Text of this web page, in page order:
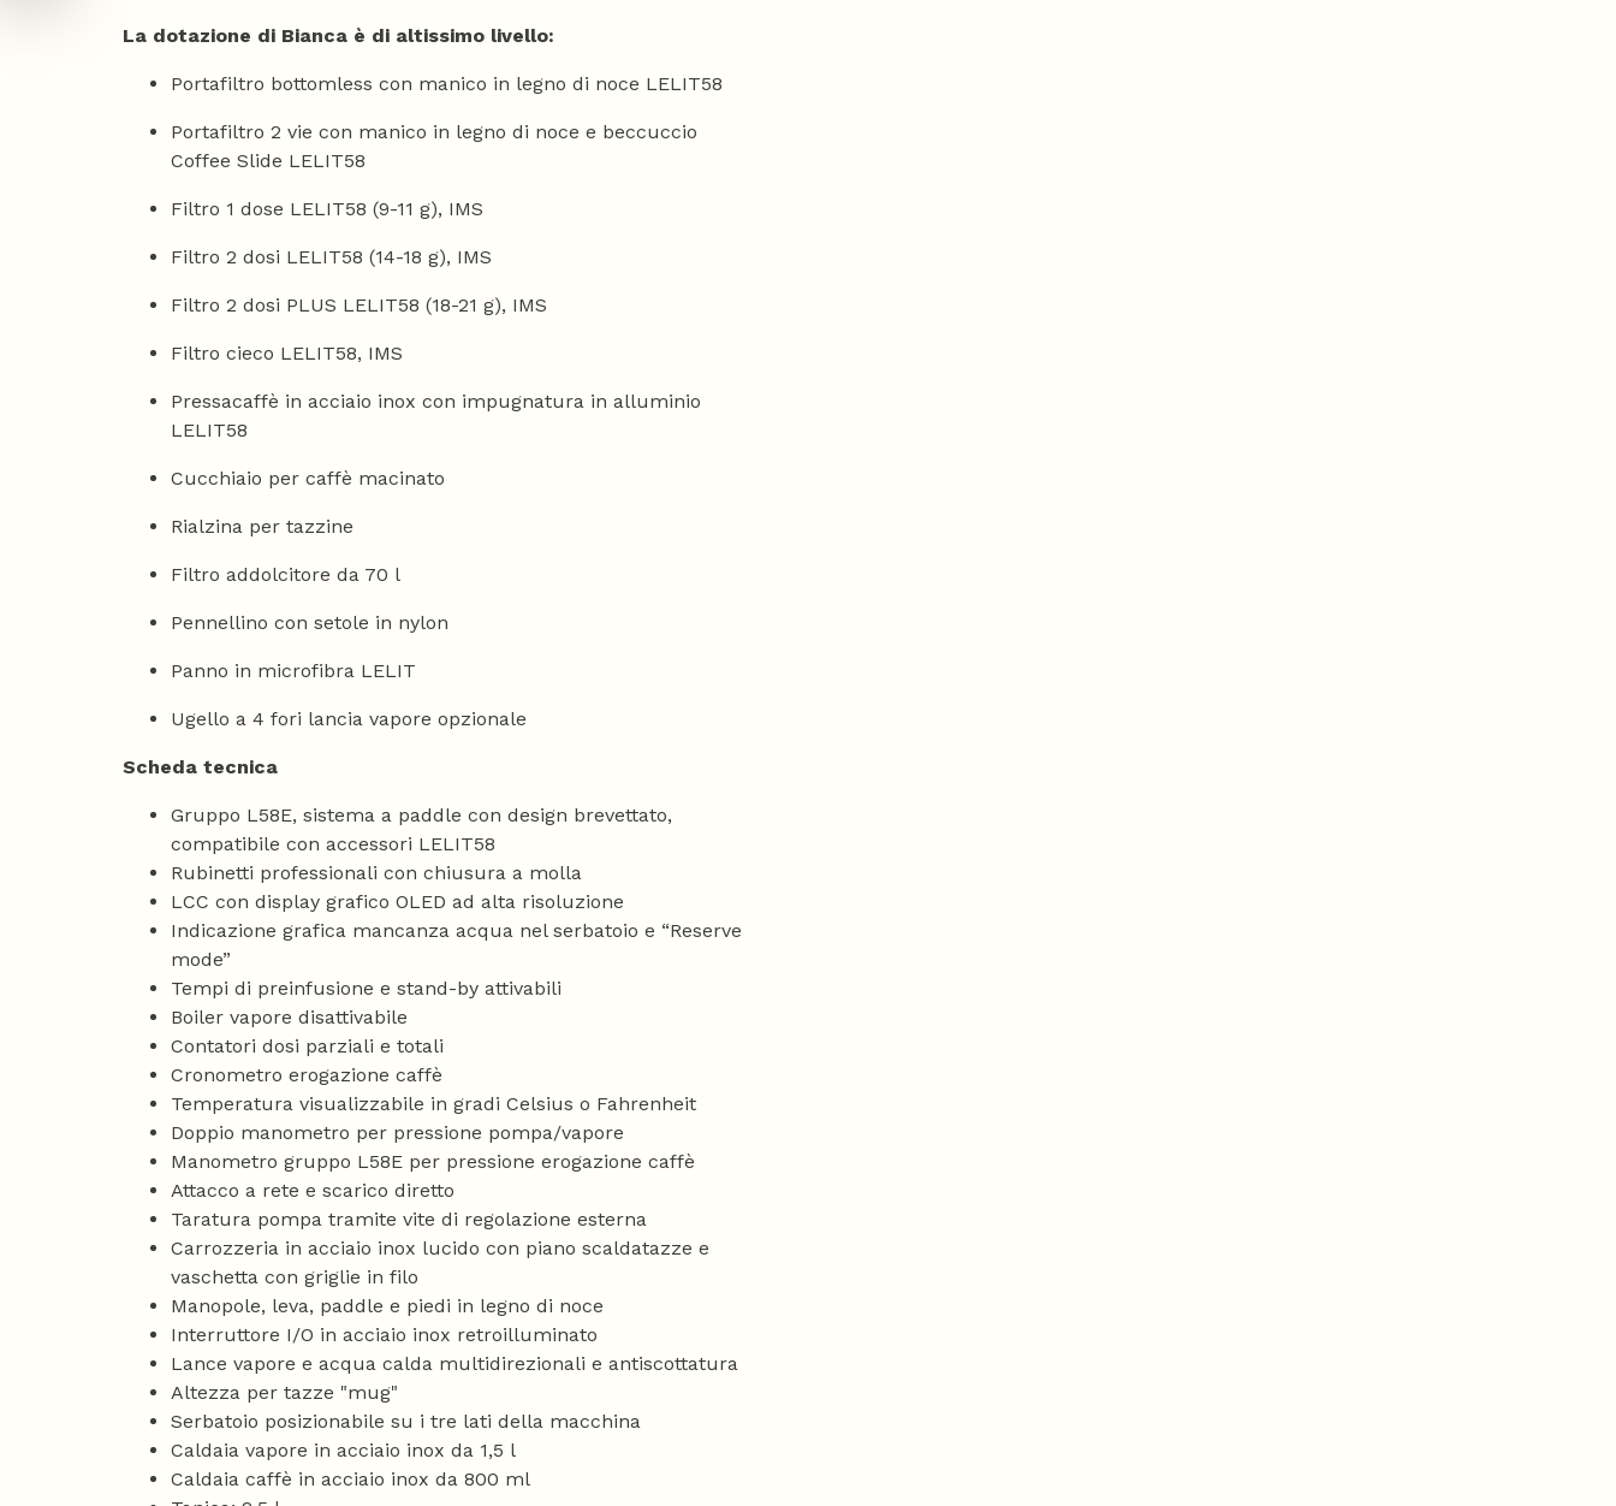
La dotazione di Bianca è di altissimo livello:
Portafiltro bottomless con manico in legno di noce LELIT58
Portafiltro 2 vie con manico in legno di noce e beccuccio
Coffee Slide LELIT58
Filtro 1 dose LELIT58 (9-11 g), IMS
Filtro 2 dosi LELIT58 (14-18 g), IMS
Filtro 2 dosi PLUS LELIT58 (18-21 g), IMS
Filtro cieco LELIT58, IMS
Pressacaffè in acciaio inox con impugnatura in alluminio
LELIT58
Cucchiaio per caffè macinato
Rialzina per tazzine
Filtro addolcitore da 70 l
Pennellino con setole in nylon
Panno in microfibra LELIT
Ugello a 4 fori lancia vapore opzionale
Scheda tecnica
Gruppo L58E, sistema a paddle con design brevettato,
compatibile con accessori LELIT58
Rubinetti professionali con chiusura a molla
LCC con display grafico OLED ad alta risoluzione
Indicazione grafica mancanza acqua nel serbatoio e “Reserve
mode”
Tempi di preinfusione e stand-by attivabili
Boiler vapore disattivabile
Contatori dosi parziali e totali
Cronometro erogazione caffè
Temperatura visualizzabile in gradi Celsius o Fahrenheit
Doppio manometro per pressione pompa/vapore
Manometro gruppo L58E per pressione erogazione caffè
Attacco a rete e scarico diretto
Taratura pompa tramite vite di regolazione esterna
Carrozzeria in acciaio inox lucido con piano scaldatazze e
vaschetta con griglie in filo
Manopole, leva, paddle e piedi in legno di noce
Interruttore I/O in acciaio inox retroilluminato
Lance vapore e acqua calda multidirezionali e antiscottatura
Altezza per tazze "mug"
Serbatoio posizionabile su i tre lati della macchina
Caldaia vapore in acciaio inox da 1,5 l
Caldaia caffè in acciaio inox da 800 ml